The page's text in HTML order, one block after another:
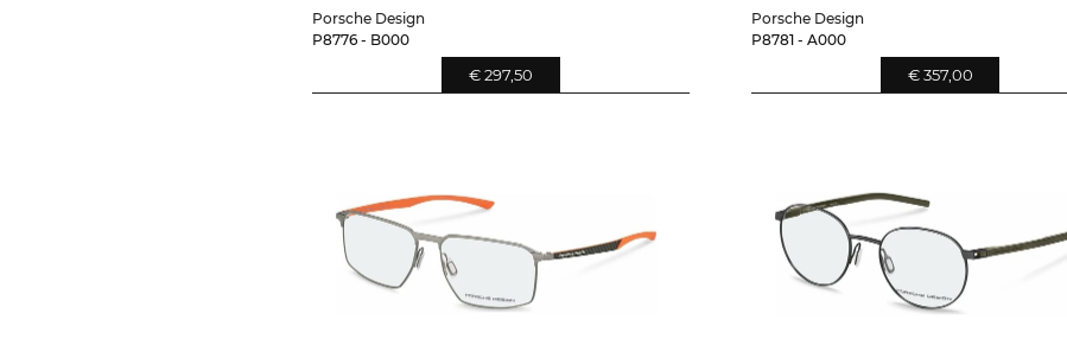
Porsche Design
P8776 - B000
€ 297,50
Porsche Design
P8781 - A000
€ 357,00